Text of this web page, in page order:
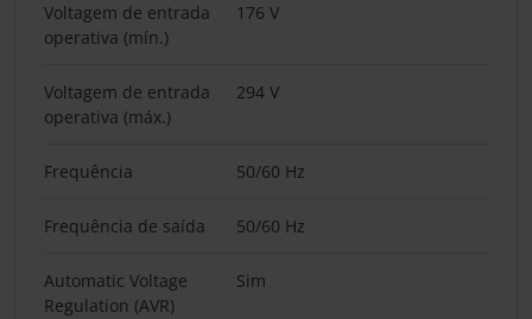
Voltagem de entrada
operativa (mín.)
176 V
Voltagem de entrada
operativa (máx.)
294 V
Frequência 50/60 Hz
Frequência de saída 50/60 Hz
Automatic Voltage
Regulation (AVR)
Sim